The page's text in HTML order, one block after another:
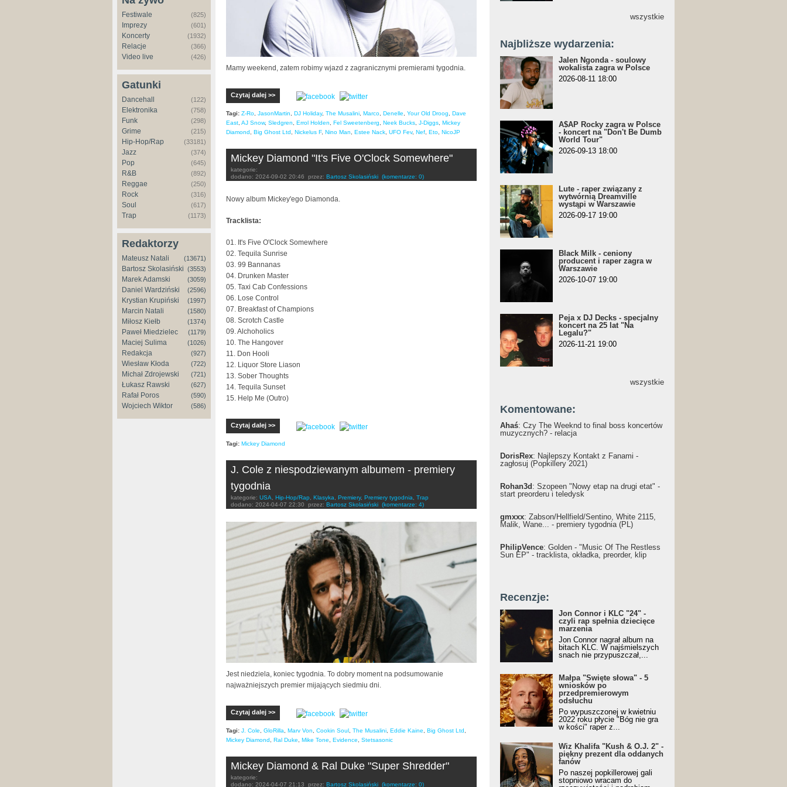
Festiwale (825)
Imprezy (601)
Koncerty (1932)
Relacje (366)
Video live (426)
Gatunki
Dancehall (122)
Elektronika (758)
Funk (298)
Grime (215)
Hip-Hop/Rap (33181)
Jazz (374)
Pop (645)
R&B (892)
Reggae (250)
Rock (316)
Soul (617)
Trap (1173)
Redaktorzy
Mateusz Natali (13671)
Bartosz Skolasiński (3553)
Marek Adamski (3059)
Daniel Wardziński (2596)
Krystian Krupiński (1997)
Marcin Natali (1580)
Miłosz Kiełb (1374)
Paweł Miedzielec (1179)
Maciej Sulima (1026)
Redakcja (927)
Wiesław Kłoda (722)
Michał Zdrojewski (721)
Łukasz Rawski (627)
Rafał Poros (590)
Wojciech Wiktor (586)
Mamy weekend, zatem robimy wjazd z zagranicznymi premierami tygodnia.
Czytaj dalej >>
Tagi: Z-Ro JasonMartin DJ Holiday, The Musalini Marco Denelle Your Old Droog
Dave
East AJ Snow, Sledgren Errol Holden Fel Sweetenberg Neek Bucks J-Diggs Mickey
Diamond
Big Ghost Ltd Nickelus F, Nino Man Estee Nack UFO Fev, Nef Eto NicoJP
Mickey Diamond "It's Five O'Clock Somewhere"
kategorie:
dodano: 2024-09-02 20:46 przez: Bartosz Skolasiński (komentarze: 0)
Nowy album Mickey'ego Diamonda.
Tracklista:
01. It's Five O'Clock Somewhere
02. Tequila Sunrise
03. 99 Bannanas
04. Drunken Master
05. Taxi Cab Confessions
06. Lose Control
07. Breakfast of Champions
08. Scrotch Castle
09. Alchoholics
10. The Hangover
11. Don Hooli
12. Liquor Store Liason
13. Sober Thoughts
14. Tequila Sunset
15. Help Me (Outro)
Czytaj dalej >>
Tagi: Mickey Diamond
J. Cole z niespodziewanym albumem - premiery
tygodnia
kategorie: USA Hip-Hop/Rap Klasyka Premiery, Premiery tygodnia
Trap
dodano: 2024-04-07 22:30 przez: Bartosz Skolasiński (komentarze: 4)
Jest niedziela, koniec tygodnia. To dobry moment na podsumowanie
najważniejszych premier mijających siedmiu dni.
Czytaj dalej >>
Tagi: J. Cole GloRilla Marv Von Cookin Soul The Musalini Eddie Kaine Big Ghost Ltd
Mickey Diamond
Ral Duke Mike Tone Evidence Stetsasonic
Mickey Diamond & Ral Duke "Super Shredder"
kategorie:
dodano: 2024-04-07 21:13 przez: Bartosz Skolasiński (komentarze: 0)
wszystkie
Najbliższe wydarzenia:
Jalen Ngonda - soulowy
wokalista zagra w Polsce
2026-08-11 18:00
A$AP Rocky zagra w Polsce
- koncert na "Don't Be Dumb
World Tour"
2026-09-13 18:00
Lute - raper związany z
wytwórnią Dreamville
wystąpi w Warszawie
2026-09-17 19:00
Black Milk - ceniony
producent i raper zagra w
Warszawie
2026-10-07 19:00
Peja x DJ Decks - specjalny
koncert na 25 lat "Na
Legalu?"
2026-11-21 19:00
wszystkie
Komentowane:
Ahaś: Czy The Weeknd to final boss koncertów
muzycznych? - relacja
DorisRex: Najlepszy Kontakt z Fanami -
zagłosuj (Popkillery 2021)
Rohan3d : Szopeen "Nowy etap na drugi etat" -
start preorderu i teledysk
gmxxx: Żabson/Hellfield/Sentino, White 2115,
Malik, Wane... - premiery tygodnia (PL)
PhilipVence: Golden - "Music Of The Restless
Sun EP" - tracklista, okładka, preorder, klip
Recenzje:
Jon Connor i KLC "24" -
czyli rap spełnia dziecięce
marzenia
Jon Connor nagrał album na
bitach KLC. W najśmielszych
snach nie przypuszczał,...
Małpa "Święte słowa" - 5
wniosków po
przedpremierowym
odsłuchu
Po wypuszczonej w kwietniu
2022 roku płycie "Bóg nie gra
w kości" raper z...
Wiz Khalifa "Kush & O.J. 2" -
piękny prezent dla oddanych
fanów
Po naszej popkillerowej gali
stopniowo wracam do